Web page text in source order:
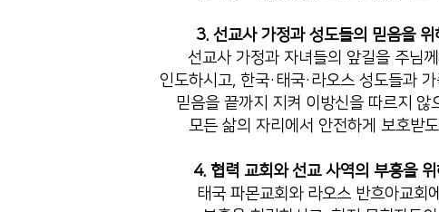
3. 선교사 가정과 성도들의 믿음을 위
선교사 가정과 자녀들의 앞길을 주님께
인도하시고, 한국·태국·라오스 성도들과 가
믿음을 끝까지 지켜 이방신을 따르지 않
모든 삶의 자리에서 안전하게 보호받
4. 협력 교회와 선교 사역의 부흥을 위
태국 파몬교회와 라오스 반흐아교회에